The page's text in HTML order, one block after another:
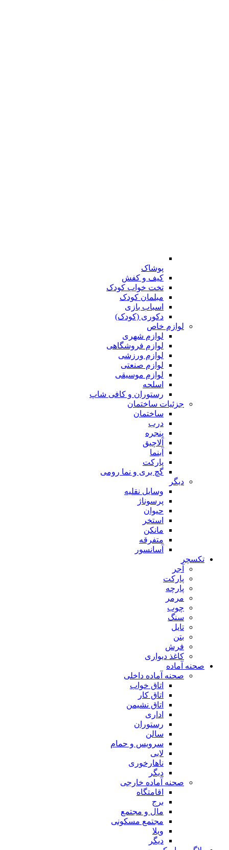
پوشاک
کیف و کفش
تخت خواب کودک
مبلمان کودک
اسباب بازی
دکوری (کودک)
لوازم خاص
لوازم شهری
لوازم فروشگاهی
لوازم ورزشی
لوازم صنعتی
لوازم موسیقی
اسلحه
رستوران و کافی شاپ
جزئیات ساختمان
ساختمان
درب
پنجره
آلاچیق
آبنما
پارکت
گچ بری و نما رومی
دیگر
وسایل نقلیه
پرسوناژ
حیوان
استخر
مانکن
متفرقه
آسانسور
تکسچر
آجر
پارکت
پارچه
مرمر
چوب
سنگ
تایل
بتن
فرش
کاغذ دیواری
صحنه آماده
صحنه آماده داخلی
اتاق خواب
اتاق کار
اتاق نشیمن
اداری
رستوران
سالن
سرویس و حمام
لابی
ناهارخوری
دیگر
صحنه آماده خارجی
اقامتگاه
برج
مال و مجتمع
مجتمع مسکونی
ویلا
دیگر